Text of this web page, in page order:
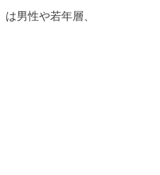
男性や若年層、